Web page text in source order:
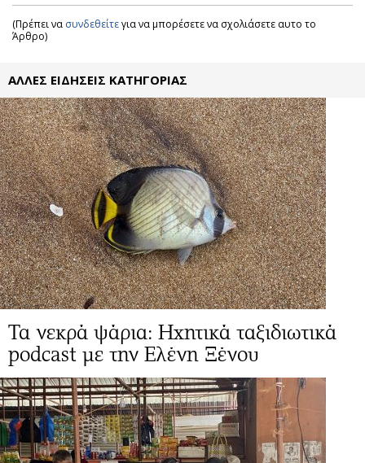
(Πρέπει να συνδεθείτεγια να μπορέσετε να σχολιάσετε αυτο το
Άρθρο)
ΑΛΛΕΣ ΕΙΔΗΣΕΙΣ ΚΑΤΗΓΟΡΙΑΣ
Τα νεκρά ψάρια: Ηχητικά ταξιδιωτικά
podcast με την Ελένη Ξένου